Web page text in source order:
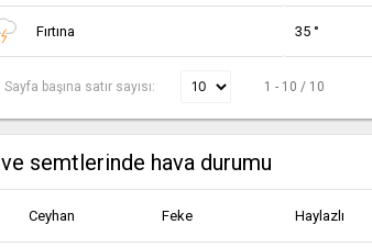
Fırtına 35 °
Sayfa başına satır sayısı: 1 - 10 / 10
semtlerinde hava durumu
Ceyhan Feke Haylazlı